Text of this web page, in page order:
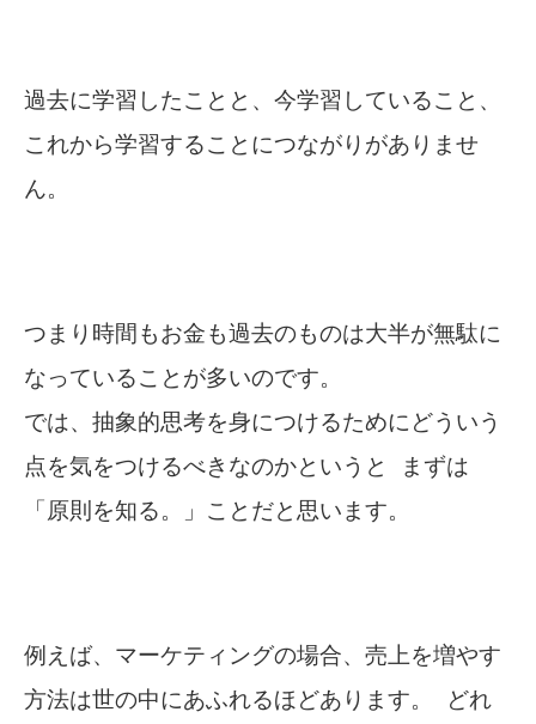
過去に学習したことと、今学習していること、
これから学習することにつながりがありませ
ん。
つまり時間もお金も過去のものは大半が無駄に
なっていることが多いのです。
では、抽象的思考を身につけるためにどういう
点を気をつけるべきなのかというと まずは
「原則を知る。」ことだと思います。
例えば、マーケティングの場合、売上を増やす
方法は世の中にあふれるほどあります。
どれ